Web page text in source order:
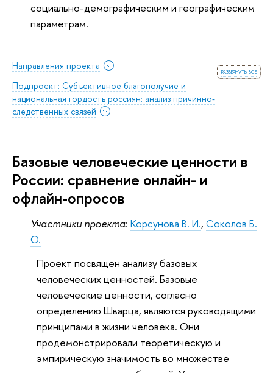
социально-демографическим и географическим
параметрам.
развернуть все
Направления проекта
Подпроект: Субъективное благополучие и
национальная гордость россиян: анализ причинно-
следственных связей
Базовые человеческие ценности в
России: сравнение онлайн- и
офлайн-опросов
Участники проекта: Корсунова В. И., Соколов Б.
О.
Проект посвящен анализу базовых
человеческих ценностей. Базовые
человеческие ценности, согласно
определению Шварца, являются руководящими
принципами в жизни человека. Они
продемонстрировали теоретическую и
эмпирическую значимость во множестве